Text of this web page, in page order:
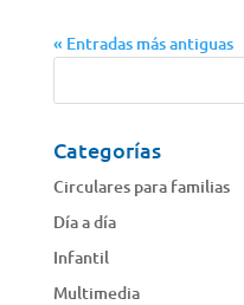
« Entradas más antiguas
Categorías
Circulares para familias
Día a día
Infantil
Multimedia